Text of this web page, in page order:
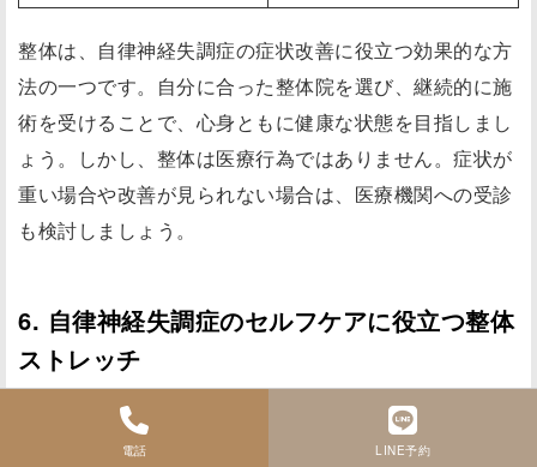
整体は、自律神経失調症の症状改善に役立つ効果的な方
法の一つです。自分に合った整体院を選び、継続的に施
術を受けることで、心身ともに健康な状態を目指しまし
ょう。しかし、整体は医療行為ではありません。症状が
重い場合や改善が見られない場合は、医療機関への受診
も検討しましょう。
6. 自律神経失調症のセルフケアに役立つ整体
ストレッチ
整体ストレッチは、自律神経のバランスを整え、心身の
電話 LINE予約